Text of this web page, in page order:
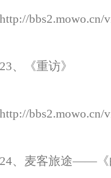
http://bbs2.mowo.cn/
23、《重访》
http://bbs2.mowo.cn/
24、麦客旅途——《